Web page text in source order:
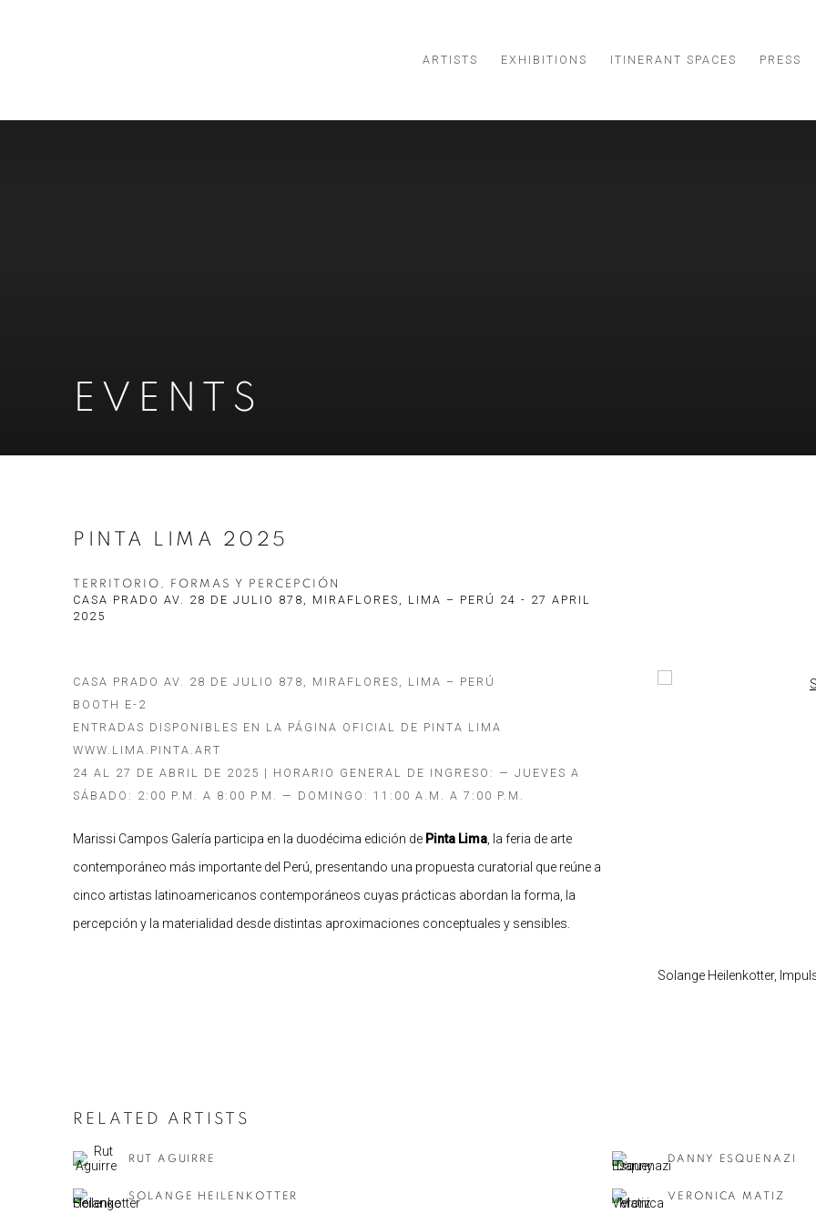
ARTISTS EXHIBITIONS ITINERANT SPACES PRESS
EVENTS
PINTA LIMA 2025
TERRITORIO, FORMAS Y PERCEPCIÓN
CASA PRADO AV. 28 DE JULIO 878, MIRAFLORES, LIMA – PERÚ 24 - 27 APRIL
2025
Open a larger version of
Solange Heilenkotter,
CASA PRADO AV. 28 DE JULIO 878, MIRAFLORES, LIMA – PERÚ
BOOTH E-2
ENTRADAS DISPONIBLES EN LA PÁGINA OFICIAL DE PINTA LIMA
WWW.LIMA.PINTA.ART
24 AL 27 DE ABRIL DE 2025 | HORARIO GENERAL DE INGRESO: — JUEVES A
SÁBADO: 2:00 P.M. A 8:00 P.M. — DOMINGO: 11:00 A.M. A 7:00 P.M.
Marissi Campos Galería participa en la duodécima edición de Pinta Lima , la feria de arte
contemporáneo más importante del Perú, presentando una propuesta curatorial que reúne a
cinco artistas latinoamericanos contemporáneos cuyas prácticas abordan la forma, la
percepción y la materialidad desde distintas aproximaciones conceptuales y sensibles.
RELATED ARTISTS
RUT AGUIRRE DANNY ESQUENAZI
SOLANGE HEILENKOTTER VERONICA MATIZ